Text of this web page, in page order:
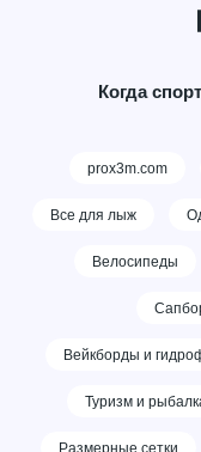
Когда
prox3m.com
Все для лыж
Велосипеды
Вейкборды и
Туризм и
Размерные сетки